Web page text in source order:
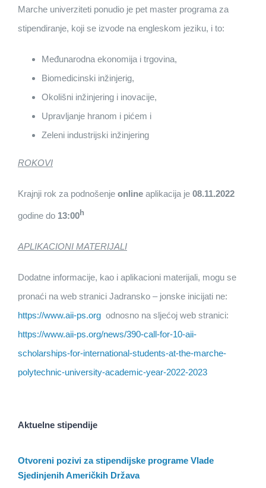
Marche univerziteti ponudio je pet master programa za
stipendiranje, koji se izvode na engleskom jeziku, i to:
Međunarodna ekonomija i trgovina,
Biomedicinski inžinjerig,
Okolišni inžinjering i inovacije,
Upravljanje hranom i pićem i
Zeleni industrijski inžinjering
ROKOVI
Krajnji rok za podnošenje online aplikacija je 08.11.2022
godine do 13:00h
APLIKACIONI MATERIJALI
Dodatne informacije, kao i aplikacioni materijali, mogu se
pronaći na web stranici Jadransko – jonske inicijati ne:
https://www.aii-ps.org odnosno na sljećoj web stranici:
https://www.aii-ps.org/news/390-call-for-10-aii-
scholarships-for-international-students-at-the-marche-
polytechnic-university-academic-year-2022-2023
Aktuelne stipendije
Otvoreni pozivi za stipendijske programe Vlade
Sjedinjenih Američkih Država